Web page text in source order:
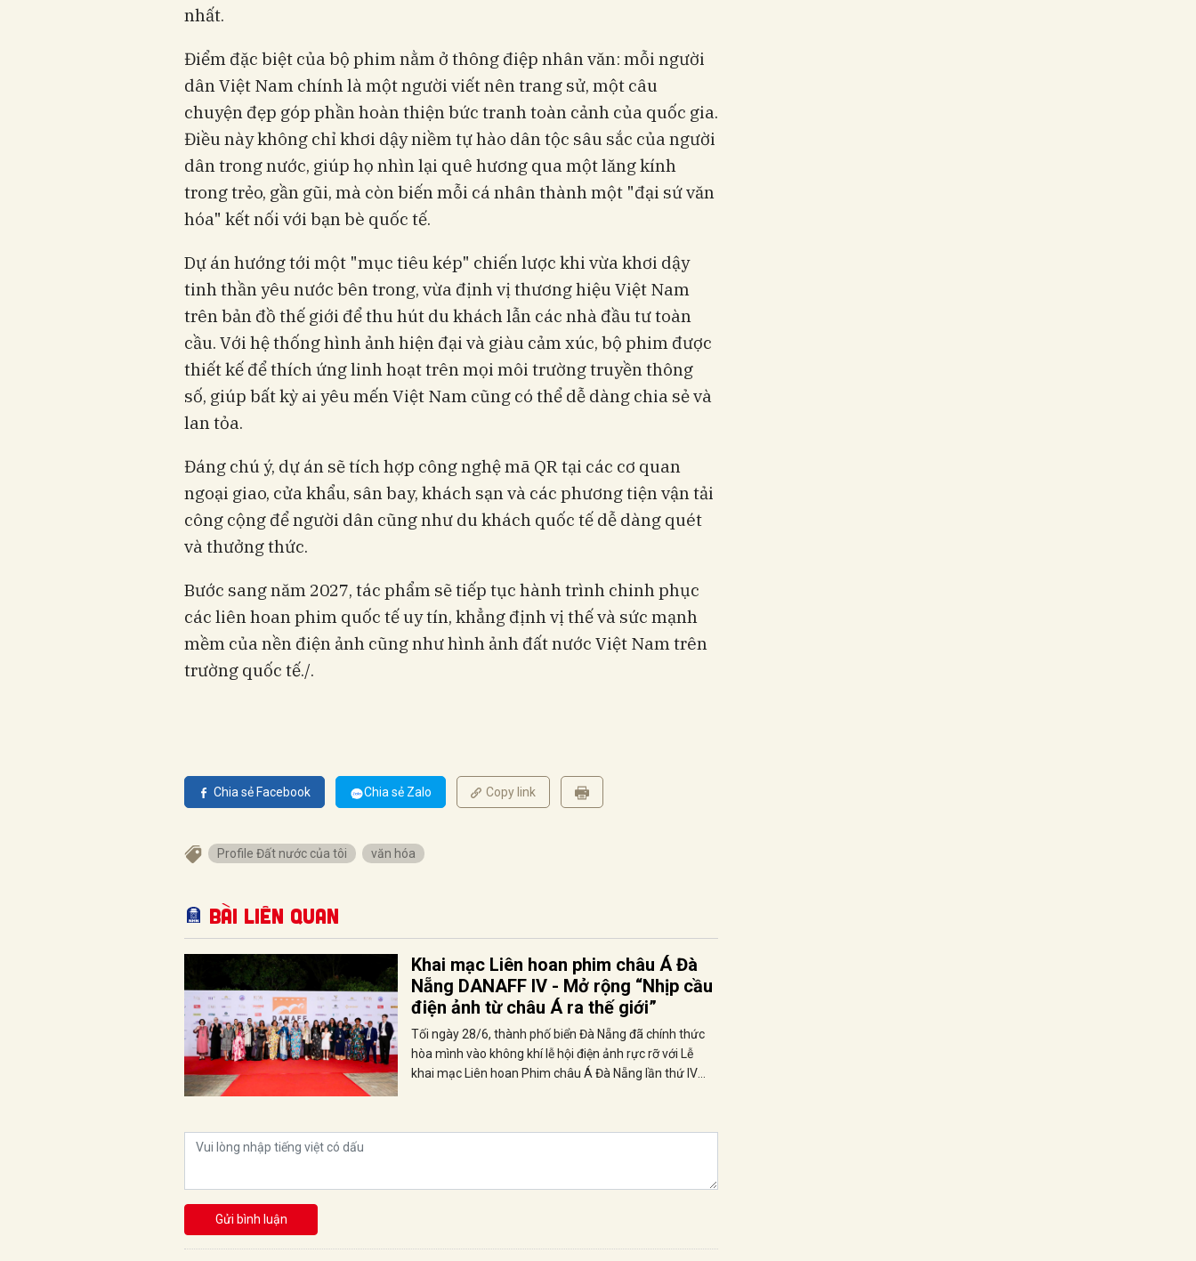
nhất.
Điểm đặc biệt của bộ phim nằm ở thông điệp nhân văn: mỗi người
dân Việt Nam chính là một người viết nên trang sử, một câu
chuyện đẹp góp phần hoàn thiện bức tranh toàn cảnh của quốc gia.
Điều này không chỉ khơi dậy niềm tự hào dân tộc sâu sắc của người
dân trong nước, giúp họ nhìn lại quê hương qua một lăng kính
trong trẻo, gần gũi, mà còn biến mỗi cá nhân thành một "đại sứ văn
hóa" kết nối với bạn bè quốc tế.
Dự án hướng tới một "mục tiêu kép" chiến lược khi vừa khơi dậy
tinh thần yêu nước bên trong, vừa định vị thương hiệu Việt Nam
trên bản đồ thế giới để thu hút du khách lẫn các nhà đầu tư toàn
cầu. Với hệ thống hình ảnh hiện đại và giàu cảm xúc, bộ phim được
thiết kế để thích ứng linh hoạt trên mọi môi trường truyền thông
số, giúp bất kỳ ai yêu mến Việt Nam cũng có thể dễ dàng chia sẻ và
lan tỏa.
Đáng chú ý, dự án sẽ tích hợp công nghệ mã QR tại các cơ quan
ngoại giao, cửa khẩu, sân bay, khách sạn và các phương tiện vận tải
công cộng để người dân cũng như du khách quốc tế dễ dàng quét
và thưởng thức.
Bước sang năm 2027, tác phẩm sẽ tiếp tục hành trình chinh phục
các liên hoan phim quốc tế uy tín, khẳng định vị thế và sức mạnh
mềm của nền điện ảnh cũng như hình ảnh đất nước Việt Nam trên
trường quốc tế./.
Chia sẻ Facebook Chia sẻ Zalo Copy link
Profile Đất nước của tôi văn hóa
Bài liên quan
Khai mạc Liên hoan phim châu Á Đà
Nẵng DANAFF IV - Mở rộng “Nhịp cầu
điện ảnh từ châu Á ra thế giới”
Tối ngày 28/6, thành phố biển Đà Nẵng đã chính thức
hòa mình vào không khí lễ hội điện ảnh rực rỡ với Lễ
khai mạc Liên hoan Phim châu Á Đà Nẵng lần thứ IV
Bí thư Trung ương Đảng, Phó Thủ tướng Chính phủ
lịch Tạ Quang Đông và đông đảo lãnh đạo các bộ, ban,
Gửi bình luận